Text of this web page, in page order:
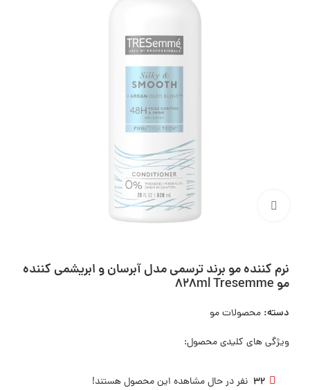
نرم کننده مو برند ترسمی مدل آبرسان و ابریشمی کننده
مو 828ml Tresemme
دسته: محصولات مو
ویژگی های کلیدی محصول:
32 نفر در حال مشاهده این محصول هستند!